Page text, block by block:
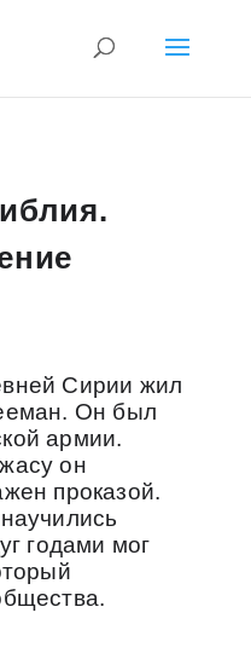
Сирии жил
Он был
армии.
он
проказой.
годами мог